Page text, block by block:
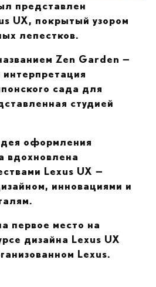
представлен
UX, покрытый узором
лепестков.
Zen Garden —
сада для
студией
оформления
вдохновлена
Lexus UX —
инновациями и
первое место на
дизайна Lexus UX
Lexus.